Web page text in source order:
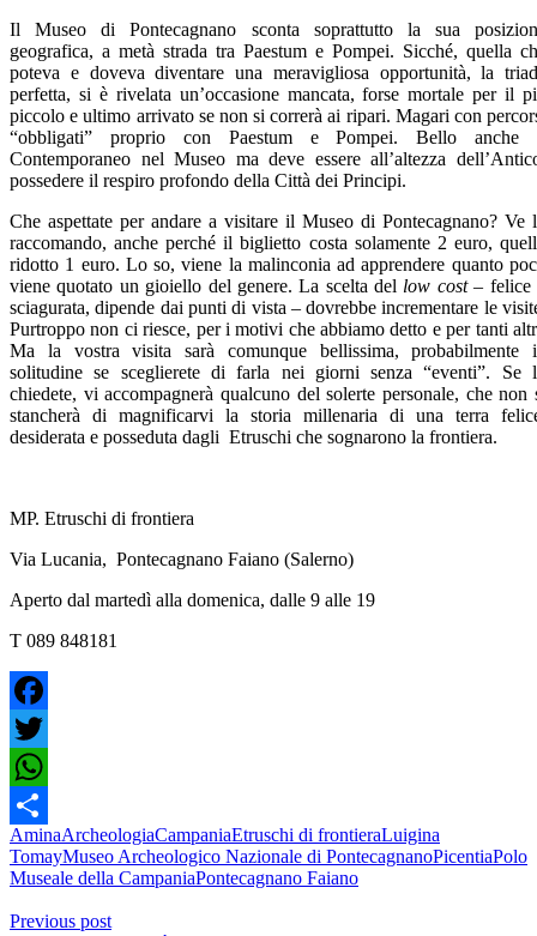
Il Museo di Pontecagnano sconta soprattutto la sua
geografica, a metà strada tra Paestum e Pompei. Sicché, quella
poteva e doveva diventare una meravigliosa opportunità, la
perfetta, si è rivelata un’occasione mancata, forse mortale per il
piccolo e ultimo arrivato se non si correrà ai ripari. Magari con
“obbligati” proprio con Paestum e Pompei. Bello anche
Contemporaneo nel Museo ma deve essere all’altezza
possedere il respiro profondo della Città dei Principi.
Che aspettate per andare a visitare il Museo di Pontecagnano? Ve
raccomando, anche perché il biglietto costa solamente 2 euro,
ridotto 1 euro. Lo so, viene la malinconia ad apprendere quanto
viene quotato un gioiello del genere. La scelta del low cost– felice
sciagurata, dipende dai punti di vista – dovrebbe incrementare le
Purtroppo non ci riesce, per i motivi che abbiamo detto e per tanti
Ma la vostra visita sarà comunque bellissima, probabilmente
solitudine se sceglierete di farla nei giorni senza “eventi”. Se
chiedete, vi accompagnerà qualcuno del solerte personale, che non
stancherà di magnificarvi la storia millenaria di una terra
desiderata e posseduta dagli Etruschi che sognarono la frontiera.
MP. Etruschi di frontiera
Via Lucania, Pontecagnano Faiano (Salerno)
Aperto dal martedì alla domenica, dalle 9 alle 19
T 089 848181
Facebook
Twitter
WhatsApp
Share
AminaArcheologiaCampaniaEtruschi di frontieraLuigina
TomayMuseo Archeologico Nazionale di PontecagnanoPicentiaPolo
Museale della CampaniaPontecagnano Faiano
Previous post